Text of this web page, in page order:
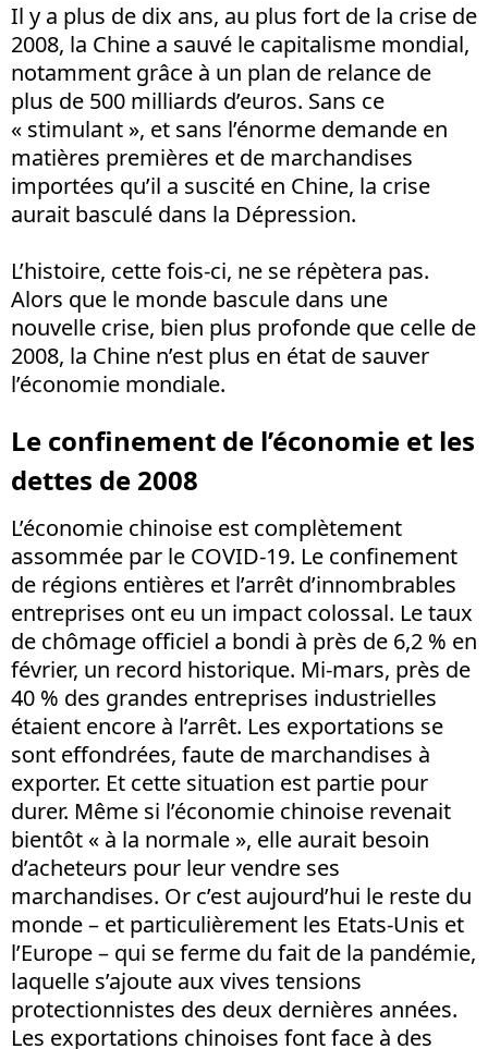
Il y a plus de dix ans, au plus fort de la crise de
2008, la Chine a sauvé le capitalisme mondial,
notamment grâce à un plan de relance de
plus de 500 milliards d’euros. Sans ce
« stimulant », et sans l’énorme demande en
matières premières et de marchandises
importées qu’il a suscité en Chine, la crise
aurait basculé dans la Dépression.
L’histoire, cette fois-ci, ne se répètera pas.
Alors que le monde bascule dans une
nouvelle crise, bien plus profonde que celle de
2008, la Chine n’est plus en état de sauver
l’économie mondiale.
Le confinement de l’économie et les
dettes de 2008
L’économie chinoise est complètement
assommée par le COVID-19. Le confinement
de régions entières et l’arrêt d’innombrables
entreprises ont eu un impact colossal. Le taux
de chômage officiel a bondi à près de 6,2 % en
février, un record historique. Mi-mars, près de
40 % des grandes entreprises industrielles
étaient encore à l’arrêt. Les exportations se
sont effondrées, faute de marchandises à
exporter. Et cette situation est partie pour
durer. Même si l’économie chinoise revenait
bientôt « à la normale », elle aurait besoin
d’acheteurs pour leur vendre ses
marchandises. Or c’est aujourd’hui le reste du
monde – et particulièrement les Etats-Unis et
l’Europe – qui se ferme du fait de la pandémie,
laquelle s’ajoute aux vives tensions
protectionnistes des deux dernières années.
Les exportations chinoises font face à des